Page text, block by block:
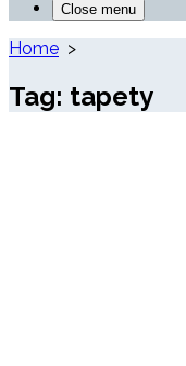
Close menu
Home >
Tag: tapety